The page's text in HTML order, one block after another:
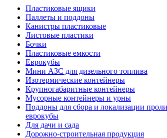
Пластиковые ящики
Паллеты и поддоны
Канистры пластиковые
Листовые пластики
Бочки
Пластиковые емкости
Еврокубы
Мини АЗС для дизельного топлива
Изотермические контейнеры
Крупногабаритные контейнеры
Мусорные контейнеры и урны
Поддоны для сбора и локализации
еврокубы
Для дачи и сада
Дорожно-строительная продукция